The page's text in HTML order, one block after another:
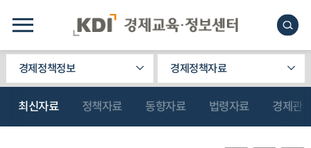
경제정책정보 경제정책자료
최신자료 정책자료 동향자료 법령자료 경제관